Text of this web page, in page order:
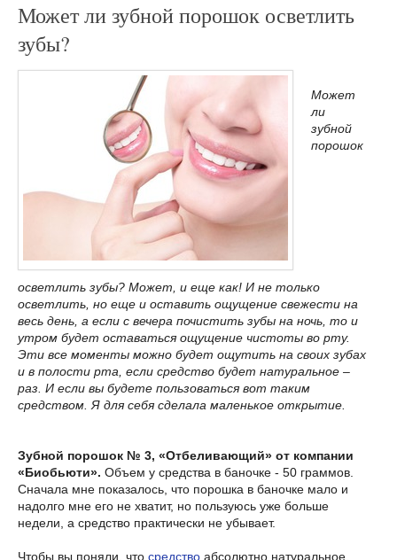
Может ли зубной порошок осветлить
зубы?
Может
ли
зубной
порошок
осветлить зубы? Может, и еще как! И не только
осветлить, но еще и оставить ощущение свежести на
весь день, а если с вечера почистить зубы на ночь, то и
утром будет оставаться ощущение чистоты во рту.
Эти все моменты можно будет ощутить на своих зубах
и в полости рта, если средство будет натуральное –
раз. И если вы будете пользоваться вот таким
средством. Я для себя сделала маленькое открытие.
Зубной порошок № 3, «Отбеливающий» от компании
«Биобьюти». Объем у средства в баночке - 50 граммов.
Сначала мне показалось, что порошка в баночке мало и
надолго мне его не хватит, но пользуюсь уже больше
недели, а средство практически не убывает.
Чтобы вы поняли, что средство абсолютно натуральное,